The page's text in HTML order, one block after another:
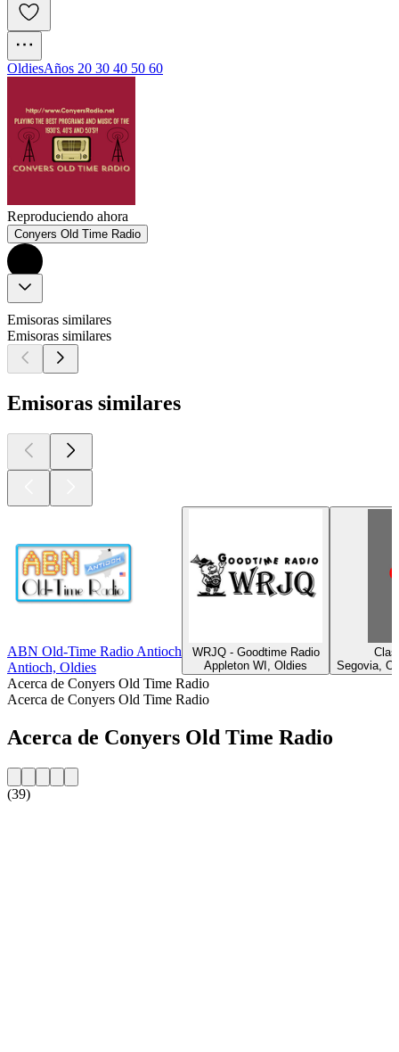
OldiesAños 20 30 40 50 60
Reproduciendo ahora
Conyers Old Time Radio
Emisoras similares
Emisoras similares
Emisoras similares
ABN Old-Time Radio Antioch
Antioch, Oldies
WRJQ - Goodtime Radio
Appleton WI, Oldies
Segovia,
Acerca de Conyers Old Time Radio
Acerca de Conyers Old Time Radio
Acerca de Conyers Old Time Radio
(39)